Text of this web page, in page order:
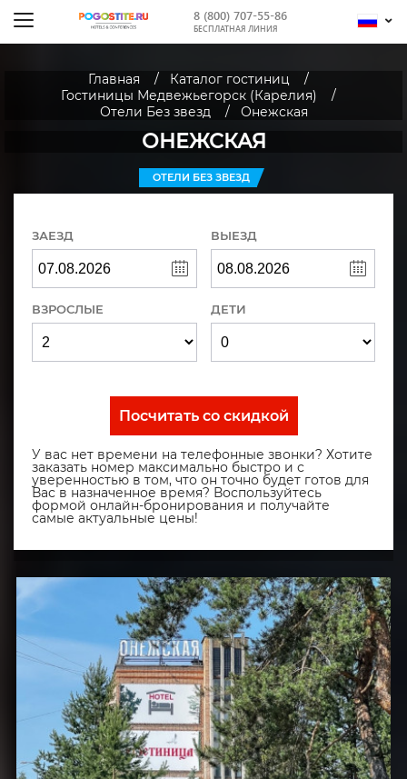
8 (800) 707-55-86
БЕСПЛАТНАЯ ЛИНИЯ
Главная
Каталог гостиниц
Гостиницы Медвежьегорск (Карелия)
Отели Без звезд
Онежская
ОНЕЖСКАЯ
ОТЕЛИ БЕЗ ЗВЕЗД
ЗАЕЗД ВЫЕЗД
ВЗРОСЛЫЕ ДЕТИ
Посчитать со скидкой
У вас нет времени на телефонные звонки? Хотите
заказать номер максимально быстро и с
уверенностью в том, что он точно будет готов для
Вас в назначенное время? Воспользуйтесь
формой онлайн-бронирования и получайте
самые актуальные цены!